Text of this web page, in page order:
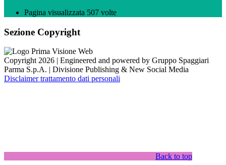
Pagina visualizzata 507 volte
Sezione Copyright
Copyright 2026 | Engineered and powered by Gruppo Spaggiari
Parma S.p.A. | Divisione Publishing & New Social Media
Disclaimer trattamento dati personali
Back to top